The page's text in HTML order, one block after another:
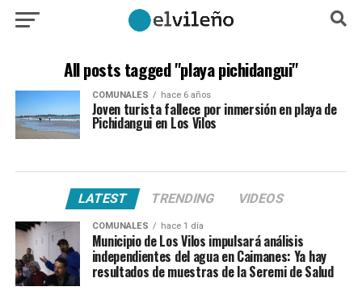
All posts tagged "playa pichidangui"
COMUNALES hace 6 años
Joven turista fallece por inmersión en playa de
Pichidangui en Los Vilos
LATEST TRENDING VIDEOS
COMUNALES hace 1 día
Municipio de Los Vilos impulsará análisis
independientes del agua en Caimanes: Ya hay
resultados de muestras de la Seremi de Salud